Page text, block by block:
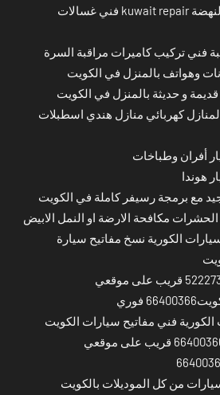
صيانة غسالة ملابس النهضة kuwait repair فني غسالات
فني تركيب كاميرات مراقبة السرة
وهواتف بالمنزل في الكويت
و حديثة بالمنزل في الكويت
كهربائي منازل هندي اسطبلات
أفران وطباخات
هوندا
مع برمجة رسيفر كاملة في الكويت
مكافحة الارضة او النمل الابيض
الكورية نسخ مفاتيح سيارة
فوري
فني مفاتيح سيارات الكويت
من كل الموديلات بالكويت